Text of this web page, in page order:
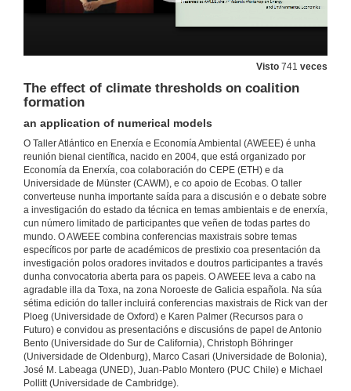
Visto 741 veces
The effect of climate thresholds on coalition
formation
an application of numerical models
O Taller Atlántico en Enerxía e Economía Ambiental (AWEEE) é unha
reunión bienal científica, nacido en 2004, que está organizado por
Economía da Enerxía, coa colaboración do CEPE (ETH) e da
Universidade de Münster (CAWM), e co apoio de Ecobas. O taller
converteuse nunha importante saída para a discusión e o debate sobre
a investigación do estado da técnica en temas ambientais e de enerxía,
cun número limitado de participantes que veñen de todas partes do
mundo. O AWEEE combina conferencias maxistrais sobre temas
específicos por parte de académicos de prestixio coa presentación da
investigación polos oradores invitados e doutros participantes a través
dunha convocatoria aberta para os papeis. O AWEEE leva a cabo na
agradable illa da Toxa, na zona Noroeste de Galicia española. Na súa
sétima edición do taller incluirá conferencias maxistrais de Rick van der
Ploeg (Universidade de Oxford) e Karen Palmer (Recursos para o
Futuro) e convidou as presentacións e discusións de papel de Antonio
Bento (Universidade do Sur de California), Christoph Böhringer
(Universidade de Oldenburg), Marco Casari (Universidade de Bolonia),
José M. Labeaga (UNED), Juan-Pablo Montero (PUC Chile) e Michael
Pollitt (Universidade de Cambridge).
Jean Philipe Nicolai's intervention
27 de xuño de 2016
The incentives to North-South transfer of climate-mitigation technologies with trade in polluting goods. Round of questions
Emission trading enhances the social desirability of environmental improvement
Ayumi Onuma's intervention
27 de xuño de 2016
Emission trading enhances the social desirability of environmental improvement. Round of questions
27 de xuño de 2016
The Endowment Effect in Cap-and-Trade Systems
Evidence from the European Electricity Sector
27 de xuño de 2016
The Endowment Effect in Cap-and-Trade Systems. Round of questions
20 de xul. de 2016